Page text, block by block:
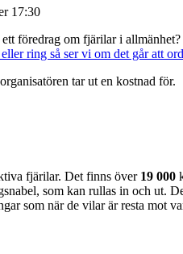
17:30
föredrag om fjärilar i
ring så ser vi om det går att
tar ut en kostnad för.
fjärilar. Det finns över 19 000
som kan rullas in och ut.
som när de vilar är resta mot